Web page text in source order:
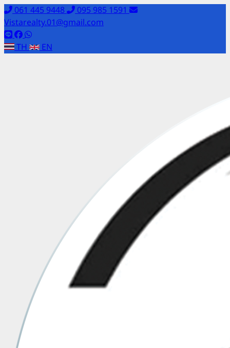
061 445 9448
095 985 1591
Vistarealty.01@gmail.com
TH
EN